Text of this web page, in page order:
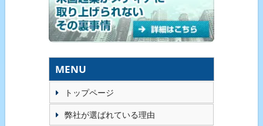
MENU
トップページ
弊社が選ばれている理由